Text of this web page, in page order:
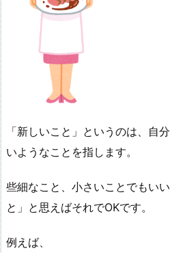
「新しいこと」というのは、自
いようなことを指します。
些細なこと、小さいことでもい
と」と思えばそれでOKです。
例えば、